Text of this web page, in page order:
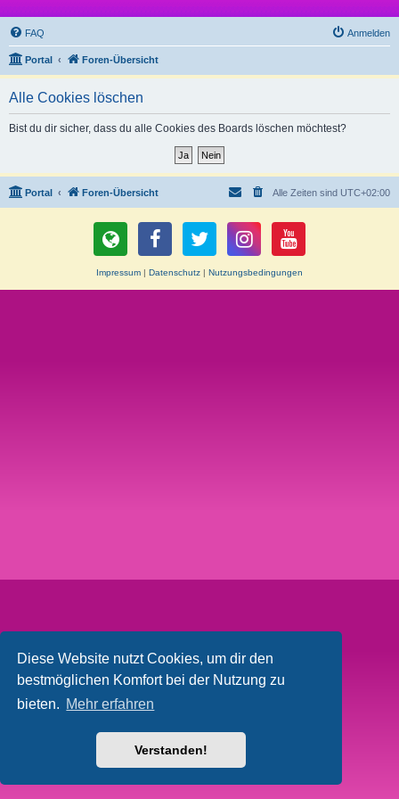
Diese Website nutzt Cookies, um dir den
bestmöglichen Komfort bei der Nutzung zu
bieten. Mehr erfahren
Verstanden!
FAQ Anmelden
Portal Foren-Übersicht
Alle Cookies löschen
Bist du dir sicher, dass du alle Cookies des Boards löschen möchtest?
Portal Foren-Übersicht Alle Zeiten sind UTC+02:00
Impressum | Datenschutz | Nutzungsbedingungen